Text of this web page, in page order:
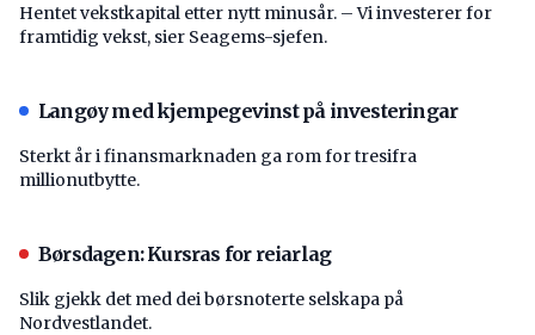
Hentet vekstkapital etter nytt minusår. – Vi investerer for
framtidig vekst, sier Seagems-sjefen.
Langøy med kjempegevinst på investeringar
Sterkt år i finansmarknaden ga rom for tresifra
millionutbytte.
Børsdagen: Kursras for reiarlag
Slik gjekk det med dei børsnoterte selskapa på
Nordvestlandet.